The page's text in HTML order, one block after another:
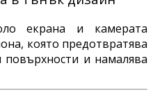
екрана и камерата
която предотвратява
повърхности и намалява